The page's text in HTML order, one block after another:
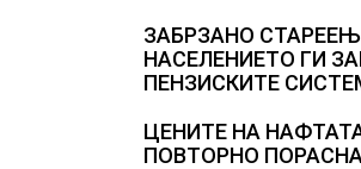
ЗАБРЗАНО
НАСЕЛЕНИЕТО ГИ
ПЕНЗИСКИТЕ
ЦЕНИТЕ НА
ПОВТОРНО